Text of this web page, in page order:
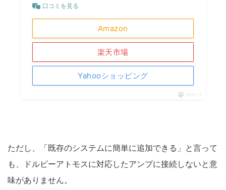
口コミを見る
Amazon
楽天市場
Yahooショッピング
ポチップ
ただし、「既存のシステムに簡単に追加できる」と言って
も、ドルビーアトモスに対応したアンプに接続しないと意
味がありません。